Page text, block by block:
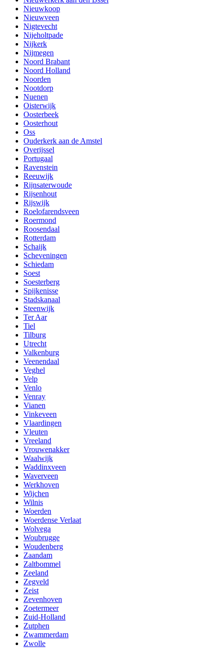
Nieuwkoop
Nieuwveen
Nigtevecht
Nijeholtpade
Nijkerk
Nijmegen
Noord Brabant
Noord Holland
Noorden
Nootdorp
Nuenen
Oisterwijk
Oosterbeek
Oosterhout
Oss
Ouderkerk aan de Amstel
Overijssel
Portugaal
Ravenstein
Reeuwijk
Rijnsaterwoude
Rijsenhout
Rijswijk
Roelofarendsveen
Roermond
Roosendaal
Rotterdam
Schaijk
Scheveningen
Schiedam
Soest
Soesterberg
Spijkenisse
Stadskanaal
Steenwijk
Ter Aar
Tiel
Tilburg
Utrecht
Valkenburg
Veenendaal
Veghel
Velp
Venlo
Venray
Vianen
Vinkeveen
Vlaardingen
Vleuten
Vreeland
Vrouwenakker
Waalwijk
Waddinxveen
Waverveen
Werkhoven
Wijchen
Wilnis
Woerden
Woerdense Verlaat
Wolvega
Woubrugge
Woudenberg
Zaandam
Zaltbommel
Zeeland
Zegveld
Zeist
Zevenhoven
Zoetermeer
Zuid-Holland
Zutphen
Zwammerdam
Zwolle